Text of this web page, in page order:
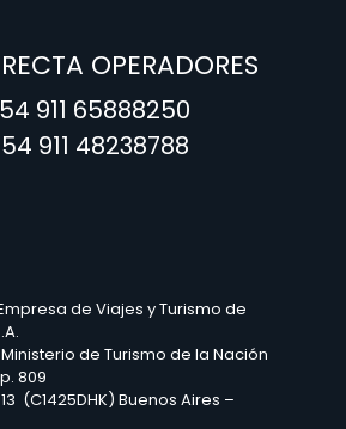
OPERADORES
911 65888250
911 48238788
de Viajes y Turismo de
de Turismo de la Nación
809
(C1425DHK) Buenos Aires –